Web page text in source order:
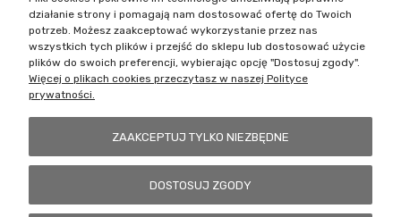
Zakupy
Pomoc
działanie strony i pomagają nam dostosować ofertę do Twoich
potrzeb. Możesz zaakceptować wykorzystanie przez nas
wszystkich tych plików i przejść do sklepu lub dostosować użycie
plików do swoich preferencji, wybierając opcję "Dostosuj zgody".
Więcej o plikach cookies przeczytasz w naszej Polityce
prywatności.
ZAAKCEPTUJ TYLKO NIEZBĘDNE
DOSTOSUJ ZGODY